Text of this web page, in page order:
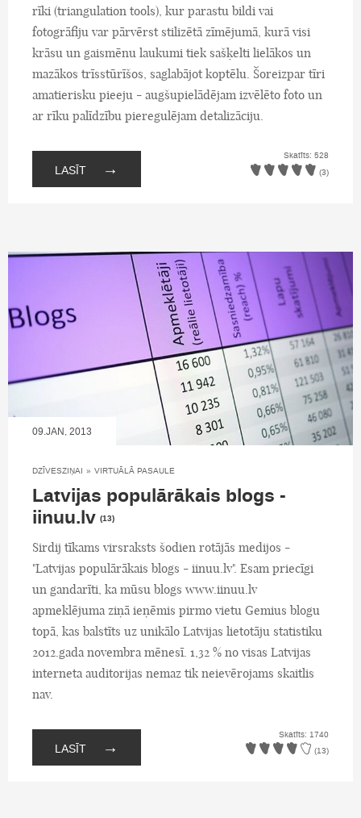
rīki (triangulation tools), kur parastu bildi vai
fotogrāfiju var pārvērst stilizētā zīmējumā, kurā visi
krāsu un gaismēnu laukumi tiek sašķelti lielākos un
mazākos trīsstūrīšos, saglabājot koptēlu. Šoreizpar tīri
amatierisku pieeju - augšupielādējam izvēlēto foto un
ar rīku palīdzību pieregulējam detalizāciju.
LASĪT →
Skatīts: 528
(3)
09.JAN, 2013
DZĪVESZIŅAI » VIRTUĀLĀ PASAULE
Latvijas populārākais blogs -
iinuu.lv (13)
Sirdij tīkams virsraksts šodien rotājās medijos -
"Latvijas populārākais blogs - iinuu.lv". Esam priecīgi
un gandarīti, ka mūsu blogs www.iinuu.lv
apmeklējuma ziņā ieņēmis pirmo vietu Gemius blogu
topā, kas balstīts uz unikālo Latvijas lietotāju statistiku
2012.gada novembra mēnesī. 1,32 % no visas Latvijas
interneta auditorijas nemaz tik neievērojams skaitlis
nav.
LASĪT →
Skatīts: 1740
(13)